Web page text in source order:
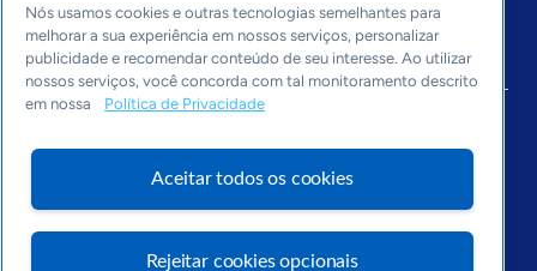
Cultura empreendedora
Dados
Arquivo
Nós usamos cookies e outras tecnologias semelhantes para
melhorar a sua experiência em nossos serviços, personalizar
publicidade e recomendar conteúdo de seu interesse. Ao utilizar
nossos serviços, você concorda com tal monitoramento descrito
em nossa
Política de Privacidade
Aceitar todos os cookies
Rejeitar cookies opcionais